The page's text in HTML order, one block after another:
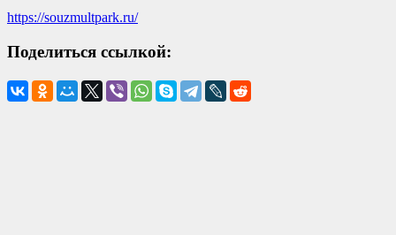
https://souzmultpark.ru/
Поделиться ссылкой: